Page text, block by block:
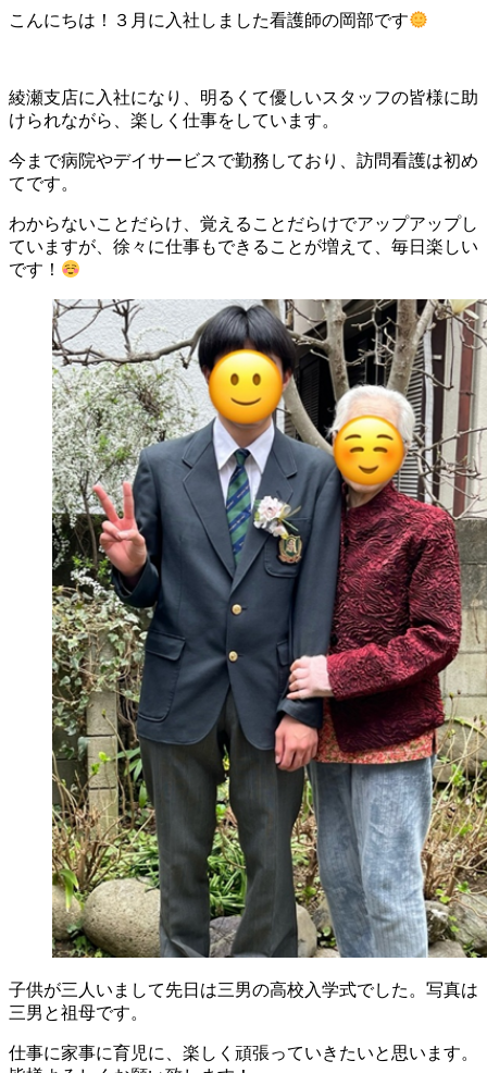
こんにちは！３月に入社しました看護師の岡部です
綾瀬支店に入社になり、明るくて優しいスタッフの皆様に助
けられながら、楽しく仕事をしています。
今まで病院やデイサービスで勤務しており、訪問看護は初め
てです。
わからないことだらけ、覚えることだらけでアップアップし
ていますが、徐々に仕事もできることが増えて、毎日楽しい
です！
子供が三人いまして先日は三男の高校入学式でした。写真は
三男と祖母です。
仕事に家事に育児に、楽しく頑張っていきたいと思います。